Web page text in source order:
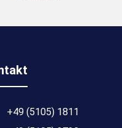
+49 (5105) 1811